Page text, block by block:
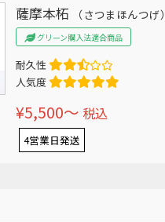
薩摩本柘 （さつまほんつげ）
グリーン購入法適合商品
耐久性
人気度
¥5,500〜 税込
4営業日発送